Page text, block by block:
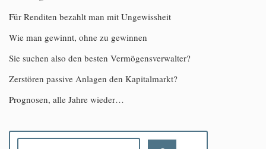
Für Renditen bezahlt man mit Ungewissheit
Wie man gewinnt, ohne zu gewinnen
Sie suchen also den besten Vermögensverwalter?
Zerstören passive Anlagen den Kapitalmarkt?
Prognosen, alle Jahre wieder…